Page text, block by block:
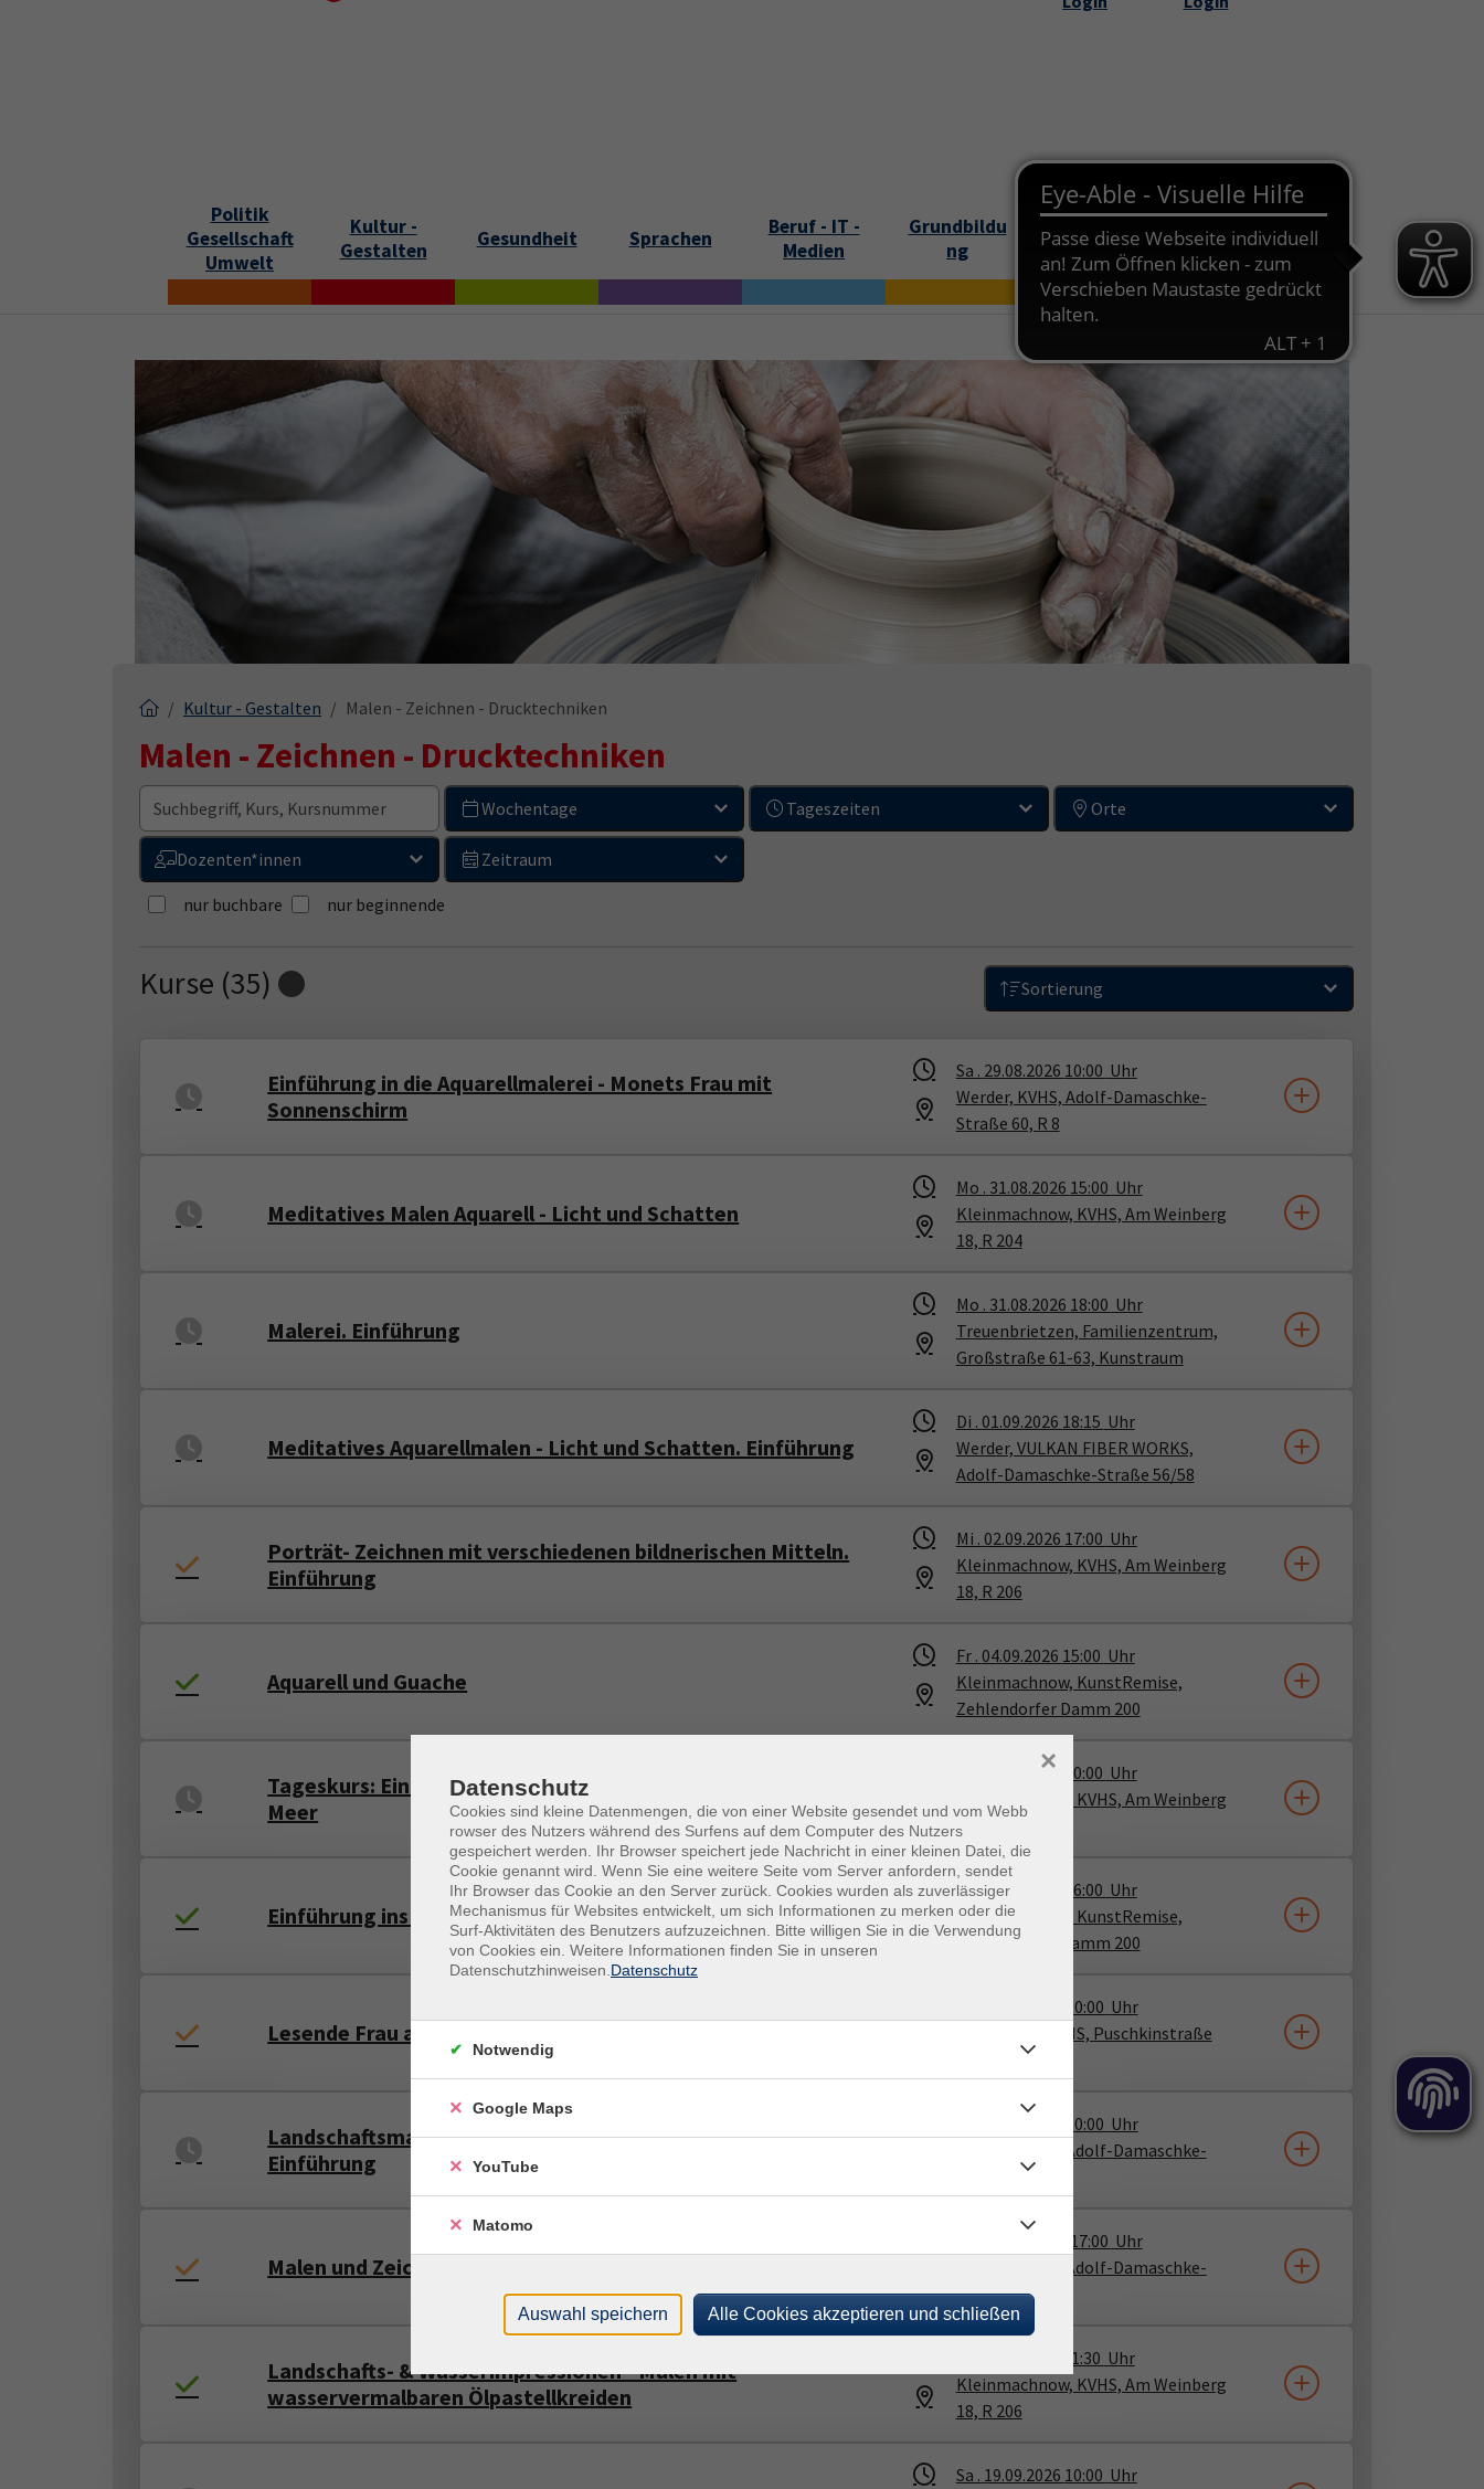
Politik
Gesellschaft
Umwelt
Kultur -
Gestalten
Gesundheit Sprachen
Beruf - IT -
Medien
Grundbildu
ng
Online
Bildungszei
t
Kultur - Gestalten Malen - Zeichnen - Drucktechniken
Malen - Zeichnen - Drucktechniken
Wochentage Tageszeiten Orte
Dozenten*innen Zeitraum
nur buchbare nur beginnende
Kurse (35) Sortierung
Einführung in die Aquarellmalerei - Monets Frau mit
Sonnenschirm
Sa . 29.08.2026 10:00 Uhr
Werder, KVHS, Adolf-Damaschke-
Straße 60, R 8
Meditatives Malen Aquarell - Licht und Schatten
Mo . 31.08.2026 15:00 Uhr
Kleinmachnow, KVHS, Am Weinberg
18, R 204
Malerei. Einführung
Mo . 31.08.2026 18:00 Uhr
Treuenbrietzen, Familienzentrum,
Großstraße 61-63, Kunstraum
Meditatives Aquarellmalen - Licht und Schatten. Einführung
Di . 01.09.2026 18:15 Uhr
Werder, VULKAN FIBER WORKS,
Adolf-Damaschke-Straße 56/58
Porträt- Zeichnen mit verschiedenen bildnerischen Mitteln.
Einführung
Mi . 02.09.2026 17:00 Uhr
Kleinmachnow, KVHS, Am Weinberg
18, R 206
Aquarell und Guache
Fr . 04.09.2026 15:00 Uhr
Kleinmachnow, KunstRemise,
Zehlendorfer Damm 200
Tageskurs: Einführung Aquarellmalerei - Lesende Frau am
Meer
05.09.2026 10:00 Uhr
Kleinmachnow, KVHS, Am Weinberg
18, R 206
Einführung ins Aquarellmalen
Mi .09.09.2026 16:00 Uhr
Kleinmachnow, KunstRemise,
Zehlendorfer Damm 200
Lesende Frau am Meer. Einführung in die Aquarellmalerei
10:00 Uhr
Bad Belzig, KVHS, Puschkinstraße
Landschaftsmalerei im Bob Ross® Stil - Motiv Heuballen.
Einführung
10:00 Uhr
Werder, KVHS, Adolf-Damaschke-
Straße 60, R 8
Malen und Zeichnen von Portraits. Einführung
17:00 Uhr
Werder, KVHS, Adolf-Damaschke-
Straße 60, R 10
Landschafts- & Wasserimpressionen - Malen mit
wasservermalbaren Ölpastellkreiden
11:30 Uhr
Kleinmachnow, KVHS, Am Weinberg
18, R 206
Sa . 19.09.2026 10:00 Uhr
Datenschutz
Cookies sind kleine Datenmengen, die von einer Website gesendet und vom Webb
rowser des Nutzers während des Surfens auf dem Computer des Nutzers
gespeichert werden. Ihr Browser speichert jede Nachricht in einer kleinen Datei, die
Cookie genannt wird. Wenn Sie eine weitere Seite vom Server anfordern, sendet
Ihr Browser das Cookie an den Server zurück. Cookies wurden als zuverlässiger
Mechanismus für Websites entwickelt, um sich Informationen zu merken oder die
Surf-Aktivitäten des Benutzers aufzuzeichnen. Bitte willigen Sie in die Verwendung
von Cookies ein. Weitere Informationen finden Sie in unseren
Datenschutzhinweisen. Datenschutz
×
Notwendig
Google Maps
YouTube
Matomo
Auswahl speichern Alle Cookies akzeptieren und schließen